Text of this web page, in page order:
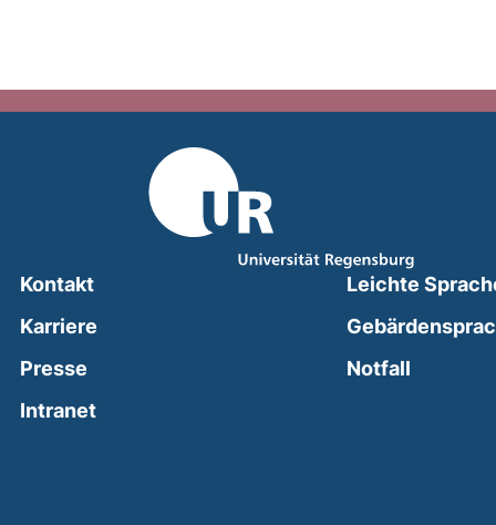
Kontakt
Karriere
Presse
Intranet(external link, opens in a new window)
Leichte
Notfall